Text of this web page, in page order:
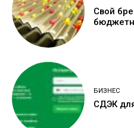
Свой
БИЗНЕС
СДЭК